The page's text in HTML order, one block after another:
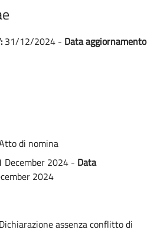
31/12/2024 - Data aggiornamento
di nomina
December 2024 - Data
2024
Dichiarazione assenza conflitto di